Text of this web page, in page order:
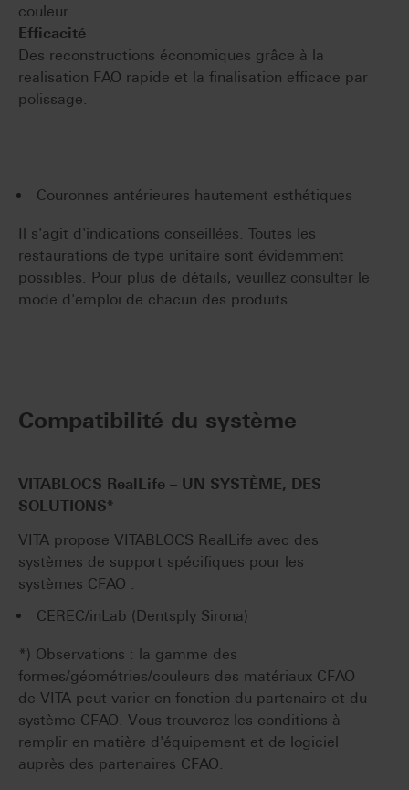
couleur.
Efficacité
Des reconstructions économiques grâce à la
realisation FAO rapide et la finalisation efficace par
polissage.
Couronnes antérieures hautement esthétiques
Il s'agit d'indications conseillées. Toutes les
restaurations de type unitaire sont évidemment
possibles. Pour plus de détails, veuillez consulter le
mode d'emploi de chacun des produits.
Compatibilité du système
VITABLOCS RealLife – UN SYSTÈME, DES
SOLUTIONS*
VITA propose VITABLOCS RealLife avec des
systèmes de support spécifiques pour les
systèmes CFAO :
CEREC/inLab (Dentsply Sirona)
*) Observations : la gamme des
formes/géométries/couleurs des matériaux CFAO
de VITA peut varier en fonction du partenaire et du
système CFAO. Vous trouverez les conditions à
remplir en matière d'équipement et de logiciel
auprès des partenaires CFAO.